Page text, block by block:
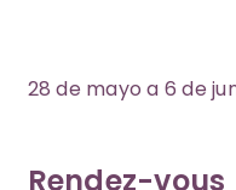
28 de mayo a 6 de
Rendez-